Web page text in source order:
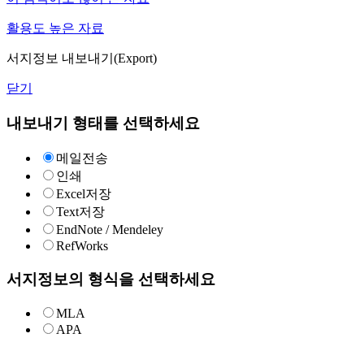
활용도 높은 자료
서지정보 내보내기(Export)
닫기
내보내기 형태를 선택하세요
메일전송
인쇄
Excel저장
Text저장
EndNote / Mendeley
RefWorks
서지정보의 형식을 선택하세요
MLA
APA